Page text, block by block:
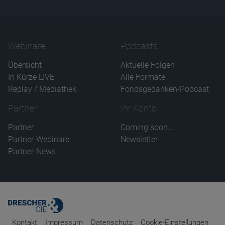
Webinare
Übersicht
In Kürze LIVE
Replay / Mediathek
Podcasts
Aktuelle Folgen
Alle Formate
Fondsgedanken-Podcast
Partner
Partner
Partner-Webinare
Partner-News
Ihr Konto
Coming soon...
Newsletter
Kontakt Impressum Datenschutz Cookie-Einstellungen